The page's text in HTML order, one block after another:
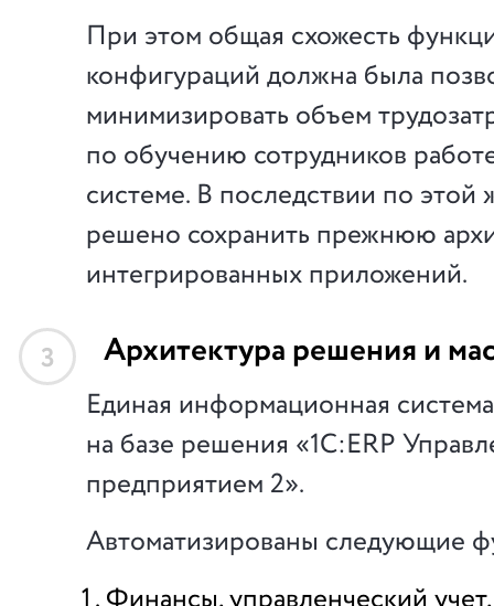
При этом общая схожесть
конфигураций должна была
минимизировать объем
по обучению сотрудников
системе. В последствии по
решено сохранить прежнюю
интегрированных приложений.
3 Архитектура решения и
Единая информационная
на базе решения «1С:ERP
предприятием 2».
Автоматизированы следующие